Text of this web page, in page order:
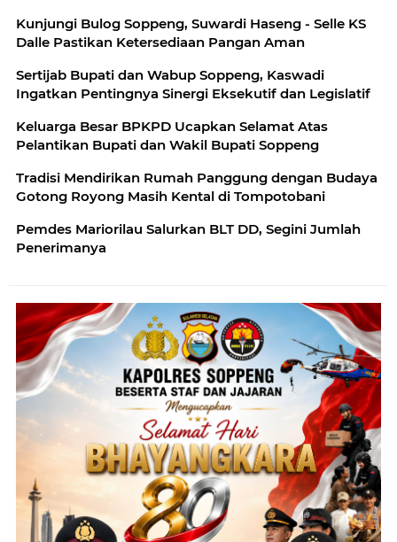
Kunjungi Bulog Soppeng, Suwardi Haseng - Selle KS
Dalle Pastikan Ketersediaan Pangan Aman
Sertijab Bupati dan Wabup Soppeng, Kaswadi
Ingatkan Pentingnya Sinergi Eksekutif dan Legislatif
Keluarga Besar BPKPD Ucapkan Selamat Atas
Pelantikan Bupati dan Wakil Bupati Soppeng
Tradisi Mendirikan Rumah Panggung dengan Budaya
Gotong Royong Masih Kental di Tompotobani
Pemdes Mariorilau Salurkan BLT DD, Segini Jumlah
Penerimanya